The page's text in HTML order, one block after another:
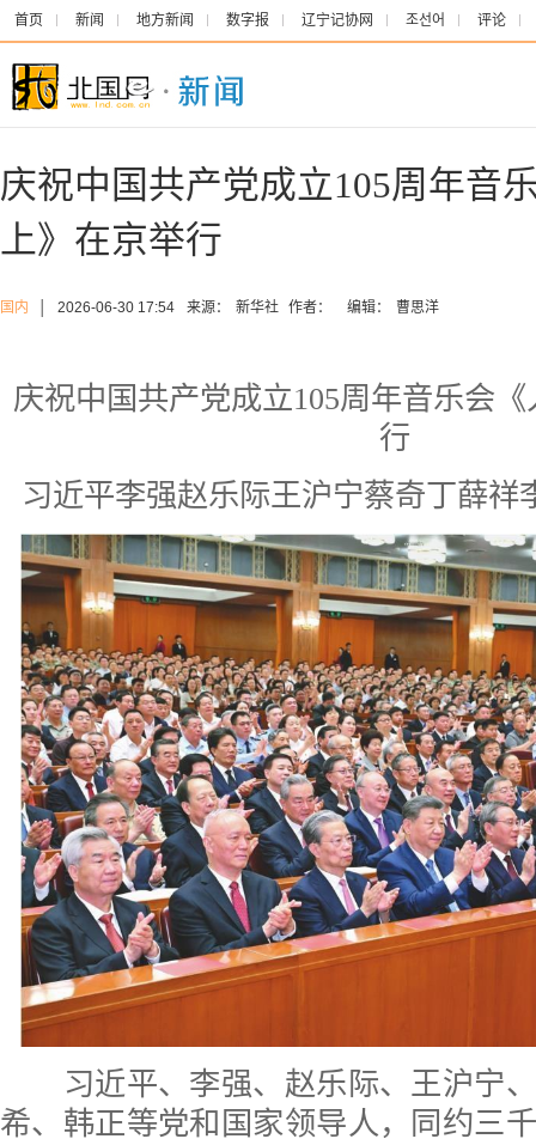
首页 新闻 地方新闻 数字报 辽宁记协网 조선어 评论
庆祝中国共产党成立105周年音
上》在京举行
国内 2026-06-30 17:54 来源： 新华社 作者： 编辑： 曹思洋
庆祝中国共产党成立105周年音乐会
行
习近平李强赵乐际王沪宁蔡奇丁薛祥
习近平、李强、赵乐际、王沪宁、
希、韩正等党和国家领导人，同约三